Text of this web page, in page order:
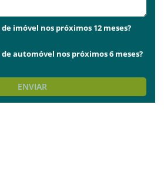
imóvel nos próximos 12 meses?
automóvel nos próximos 6 meses?
ENVIAR